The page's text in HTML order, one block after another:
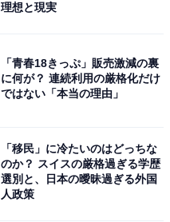
理想と現実
「青春18きっぷ」販売激減の裏
に何が？ 連続利用の厳格化だけ
ではない「本当の理由」
「移民」に冷たいのはどっちな
のか？ スイスの厳格過ぎる学歴
選別と、日本の曖昧過ぎる外国
人政策